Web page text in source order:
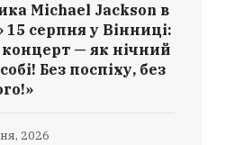
Michael Jackson в
15 серпня у Вінниці:
— як нічний
Без поспіху, без
2026